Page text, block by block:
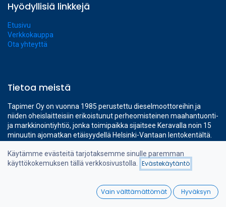
Suosituimmat
Wishlist
Hyödyllisiä linkkejä
Etusivu
Verkkokauppa
Ota yhteyttä
Tietoa meistä
Tapimer Oy on vuonna 1985 perustettu dieselmoottoreihin ja
niiden oheislaitteisiin erikoistunut perheomisteinen maahantuonti-
ja markkinointiyhtiö, jonka toimipaikka sijaitsee Keravalla noin 15
minuutin ajomatkan etäisyydellä Helsinki-Vantaan lentokentältä.
tarvittavat toiminnot ammattimaiseen dieselmoottorimyynnin
tukemiseen.
Käytämme evästeitä tarjotaksemme sinulle paremman
käyttökokemuksen tällä verkkosivustolla.
Evästekäytäntö
Vain välttämättömät Hyväksyn